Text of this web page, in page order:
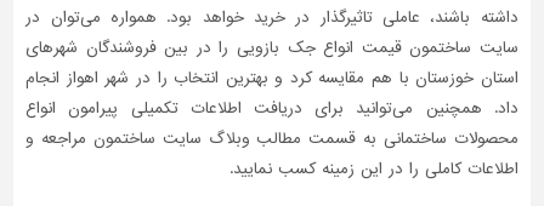
داشته باشند، عاملی تاثیر‌گذار در خرید خواهد بود. همواره می‌توان در
سایت ساختمون قیمت انواع جک بازویی را در بین فروشندگان شهرهای
استان خوزستان با هم مقایسه کرد و بهترین انتخاب را در شهر اهواز انجام
داد. همچنین می‌توانید برای دریافت اطلاعات تکمیلی پیرامون انواع
محصولات ساختمانی به قسمت مطالب وبلاگ سایت ساختمون مراجعه و
اطلاعات کاملی را در این زمینه کسب نمایید.